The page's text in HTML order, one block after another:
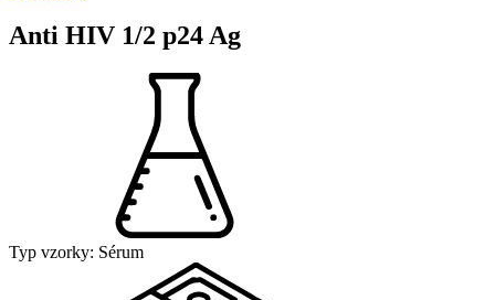
Anti HIV 1/2 p24 Ag
Typ vzorky: Sérum